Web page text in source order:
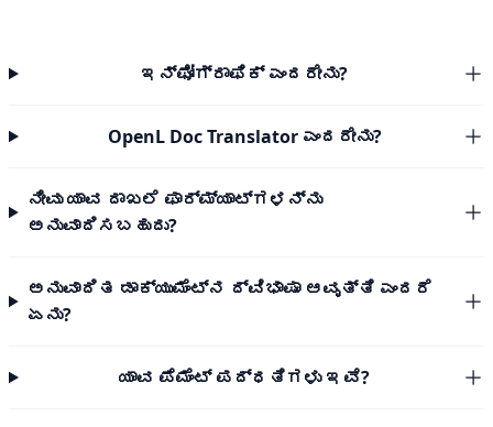
ಇನ್ಫೋಗ್ರಾಫಿಕ್ ಎಂದರೇನು?
OpenL Doc Translator ಎಂದರೇನು?
ನೀವು ಯಾವ ದಾಖಲೆ ಫಾರ್ಮ್ಯಾಟ್‌ಗಳನ್ನು
ಅನುವಾದಿಸಬಹುದು?
ಅನುವಾದಿತ ಡಾಕ್ಯುಮೆಂಟ್‌ನ ದ್ವಿಭಾಷಾ ಆವೃತ್ತಿ ಎಂದರೆ
ಏನು?
ಯಾವ ಪೆಮೆಂಟ್ ಪದ್ಧತಿಗಳು ಇವೆ?